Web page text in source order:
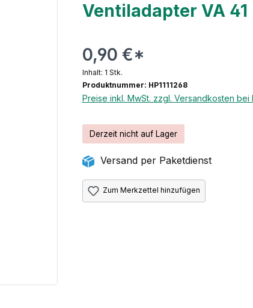
Ventiladapter VA 41
0,90 €*
Inhalt: 1 Stk.
Produktnummer: HP1111268
Preise inkl. MwSt. zzgl. Versandkosten
Derzeit nicht auf Lager
Versand per Paketdienst
Zum Merkzettel hinzufügen